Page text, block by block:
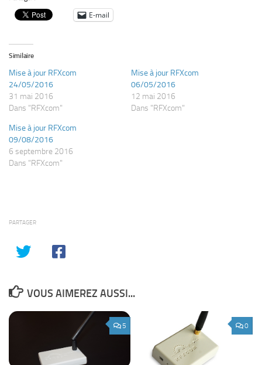
E-mail
Similaire
Mise à jour RFXcom
24/05/2016
31 mai 2016
Dans "RFXcom"
Mise à jour RFXcom
06/05/2016
12 mai 2016
Dans "RFXcom"
Mise à jour RFXcom
09/08/2016
6 septembre 2016
Dans "RFXcom"
PARTAGER
VOUS AIMEREZ AUSSI...
5 0